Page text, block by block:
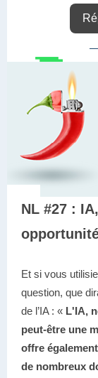
NL #27 :
Et si vous
question, que
de l’IA : « L'IA,
peut-être une
offre
de nombreux